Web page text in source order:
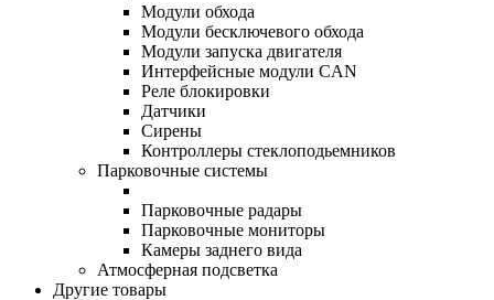
Модули обхода
Модули бесключевого обхода
Модули запуска двигателя
Интерфейсные модули CAN
Реле блокировки
Датчики
Сирены
Контроллеры стеклоподьемников
Парковочные системы
Парковочные радары
Парковочные мониторы
Камеры заднего вида
Атмосферная подсветка
Другие товары